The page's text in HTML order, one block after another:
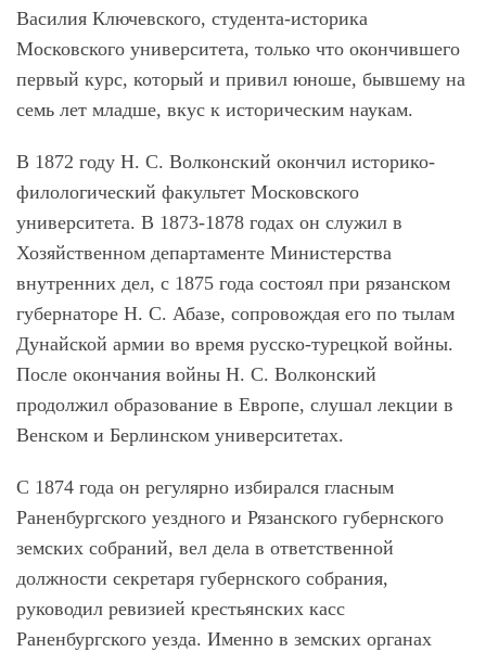
Василия Ключевского, студента-историка
Московского университета, только что окончившего
первый курс, который и привил юноше, бывшему на
семь лет младше, вкус к историческим наукам.
В 1872 году Н. С. Волконский окончил историко-
филологический факультет Московского
университета. В 1873-1878 годах он служил в
Хозяйственном департаменте Министерства
внутренних дел, с 1875 года состоял при рязанском
губернаторе Н. С. Абазе, сопровождая его по тылам
Дунайской армии во время русско-турецкой войны.
После окончания войны Н. С. Волконский
продолжил образование в Европе, слушал лекции в
Венском и Берлинском университетах.
С 1874 года он регулярно избирался гласным
Раненбургского уездного и Рязанского губернского
земских собраний, вел дела в ответственной
должности секретаря губернского собрания,
руководил ревизией крестьянских касс
Раненбургского уезда. Именно в земских органах